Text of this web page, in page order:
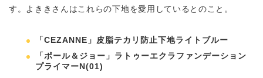
す。よききさんはこれらの下地を愛用しているとのこと。
「CEZANNE」皮脂テカリ防止下地ライトブルー
「ポール＆ジョー」ラトゥーエクラファンデーション
プライマーN(01)